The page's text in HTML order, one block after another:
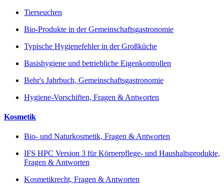
Tierseuchen
Bio-Produkte in der Gemeinschaftsgastronomie
Typische Hygienefehler in der Großküche
Basishygiene und betriebliche Eigenkontrollen
Behr's Jahrbuch, Gemeinschaftsgastronomie
Hygiene-Vorschiften, Fragen & Antworten
Kosmetik
Bio- und Naturkosmetik, Fragen & Antworten
IFS HPC Version 3 für Körperpflege- und Haushaltsprodukte,
Fragen & Antworten
Kosmetikrecht, Fragen & Antworten